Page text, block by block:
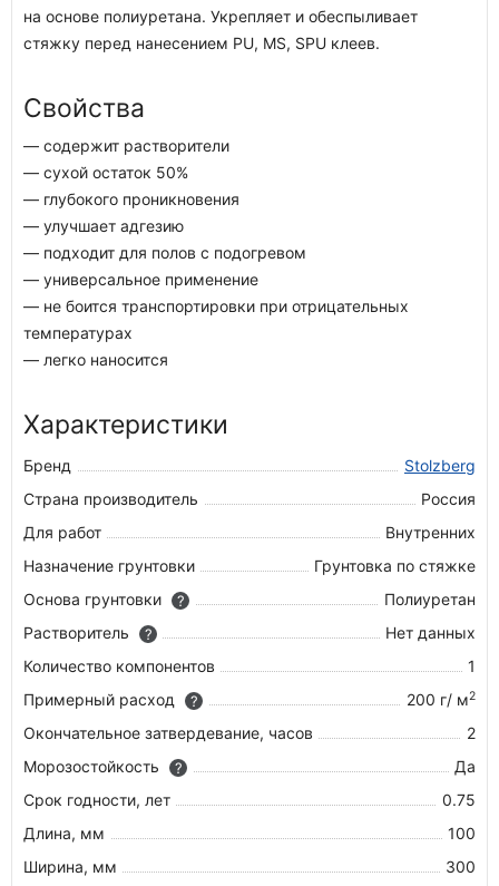
на основе полиуретана. Укрепляет и обеспыливает
стяжку перед нанесением PU, MS, SPU клеев.
Свойства
— содержит растворители
— сухой остаток 50%
— глубокого проникновения
— улучшает адгезию
— подходит для полов с подогревом
— универсальное применение
— не боится транспортировки при отрицательных
температурах
— легко наносится
Характеристики
Бренд
Stolzberg
Страна производитель
Россия
Для работ
Внутренних
Назначение грунтовки
Грунтовка по стяжке
Основа грунтовки
?
Полиуретан
Растворитель
?
Нет данных
Количество компонентов
1
Примерный расход
? 200 г/ м2
Окончательное затвердевание, часов
2
Морозостойкость
?
Да
Срок годности, лет
0.75
Длина, мм
100
Ширина, мм
300